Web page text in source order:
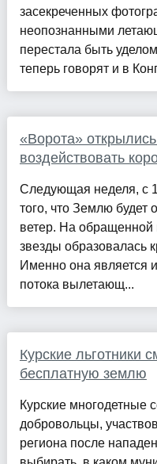
засекреченных
неопознанными
перестала быть
теперь говорят и в
«Ворота»
воздействовать
Следующая неделя, с
того, что Землю будет
ветер. На обращенной
звезды образовалась
Именно она является
потока вылетающ...
Курские льготники
бесплатную землю
Курские многодетные
добровольцы,
региона после